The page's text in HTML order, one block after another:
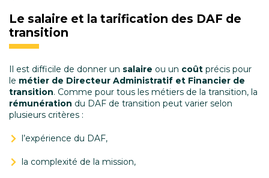
Le salaire et la tarification des DAF de
transition
Il est difficile de donner un salaire ou un coût précis pour
le métier de Directeur Administratif et Financier de
transition. Comme pour tous les métiers de la transition, la
rémunération du DAF de transition peut varier selon
plusieurs critères :
l’expérience du DAF,
la complexité de la mission,